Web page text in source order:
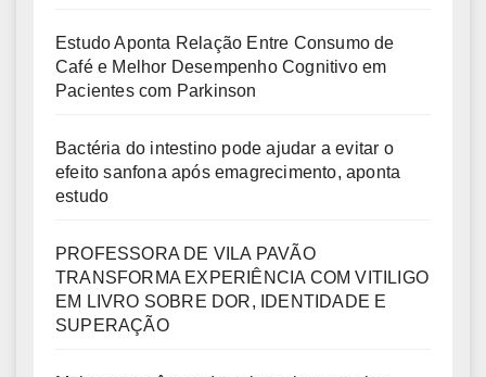
Estudo Aponta Relação Entre Consumo de
Café e Melhor Desempenho Cognitivo em
Pacientes com Parkinson
Bactéria do intestino pode ajudar a evitar o
efeito sanfona após emagrecimento, aponta
estudo
PROFESSORA DE VILA PAVÃO
TRANSFORMA EXPERIÊNCIA COM VITILIGO
EM LIVRO SOBRE DOR, IDENTIDADE E
SUPERAÇÃO